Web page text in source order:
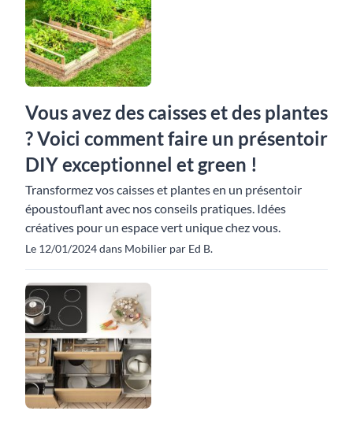
Vous avez des caisses et des plantes
? Voici comment faire un présentoir
DIY exceptionnel et green !
Transformez vos caisses et plantes en un présentoir
époustouflant avec nos conseils pratiques. Idées
créatives pour un espace vert unique chez vous.
Le 12/01/2024 dans Mobilier par Ed B.